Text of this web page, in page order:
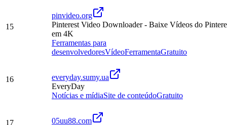
15
pinvideo.org
Pinterest Video Downloader - Baixe Vídeos do
em 4K
Ferramentas para
desenvolvedoresVídeoFerramentaGratuito
16
everyday.sumy.ua
EveryDay
Notícias e mídiaSite de conteúdoGratuito
17
05uu88.com